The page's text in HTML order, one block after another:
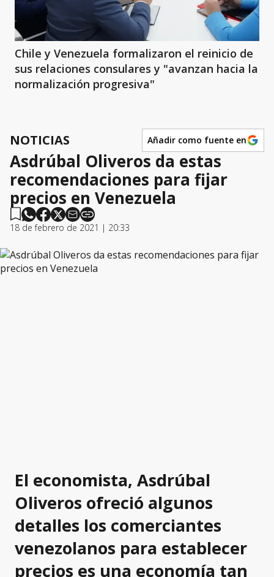
Chile y Venezuela formalizaron el reinicio de
sus relaciones consulares y "avanzan hacia la
normalización progresiva"
NOTICIAS Añadir como fuente en
Asdrúbal Oliveros da estas
recomendaciones para fijar
precios en Venezuela
18 de febrero de 2021 | 20:33
El economista, Asdrúbal
Oliveros ofreció algunos
detalles los comerciantes
venezolanos para establecer
precios es una economía tan